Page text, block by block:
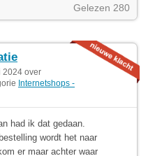
Gelezen 280
2024 over
Internetshops -
had ik dat gedaan.
wordt het naar
er maar achter waar